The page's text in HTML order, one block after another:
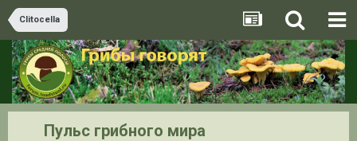
Clitocella
Пульс грибного мира